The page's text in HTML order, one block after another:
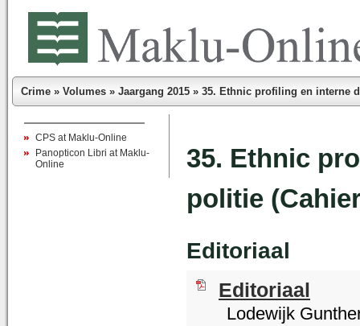
Crime » Volumes » Jaargang 2015 » 35. Ethnic profiling en interne
CPS at Maklu-Online
Panopticon Libri at Maklu-
Online
35. Ethnic
politie
Editoriaal
Editoriaal
Lodewijk